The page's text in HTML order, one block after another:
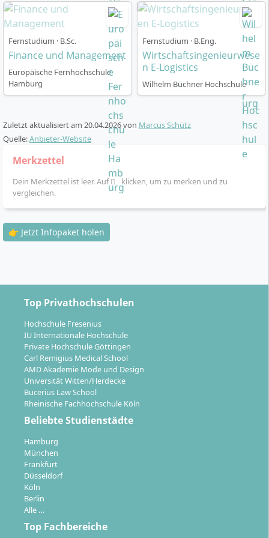
individuell in 36 oder 48 Monaten absolvieren, mit
einer kostenlosen Verlängerung von bis zu 18 bzw. 24
Monaten.
Studienmaterial:Lehrbriefe und multimediale
Lernmaterialien werden digital, als Printversion
und Audiodateien zur Verfügung gestellt.
Zentrale Plattform für
Kommunikation, Studienorganisation, Austausch,
virtuelle Gruppenarbeiten und Zugang zu E-
Learning-Modulen sowie zur KI-Lernbegleiterin
KILEA.
Monatliche Online-Prüfungen oder
Prüfungen an bundesweit 10 Standorten möglich,
einem Online-Seminar sowie einem zweiwöchigen
und Studienbetreuer, Fachtutorinnen und
Fachtutoren sowie praxiserfahrene Lehrkräfte
begleiten dich durch das gesamte Studium.
Berufliche und akademische Anrechnung:
Anerkennung bereits erbrachter Leistungen oder
beruflicher Qualifikationen zur Reduktion der
Studienzeit und Gebühren ist möglich.
Die Abschlussarbeit (Bachelor-Thesis) bildet den
Betreuung begleitet. Die gesamte Organisation
fördert selbstbestimmtes Lernen mit umfassender
Unterstützung.
Fernstudium · B.Sc.
Finance und Management
Europäische Fernhochschule
Hamburg
Fernstudium · B.Eng.
Wirtschaftsingenieurwese
n E-Logistics
Wilhelm Büchner Hochschule
Zuletzt aktualisiert am 20.04.2026von Marcus Schütz
Quelle:Anbieter-Website
Merkzettel
Dein Merkzettel ist leer. Auf
klicken, um zu merken und zu
vergleichen.
👉 Jetzt Infopaket holen
Top Privathochschulen
Hochschule Fresenius
IU Internationale Hochschule
Private Hochschule Göttingen
Carl Remigius Medical School
AMD Akademie Mode und Design
Universität Witten/Herdecke
Bucerius Law School
Rheinische Fachhochschule Köln
Beliebte Studienstädte
Hamburg
München
Frankfurt
Düsseldorf
Köln
Berlin
Alle …
Top Fachbereiche